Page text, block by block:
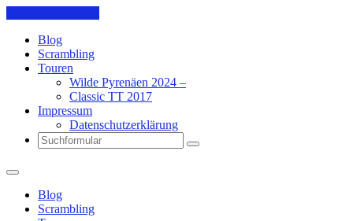
Blog
Scrambling
Touren
Wilde Pyrenäen 2024 –
Classic TT 2017
Impressum
Datenschutzerklärung
Search
Blog
Scrambling